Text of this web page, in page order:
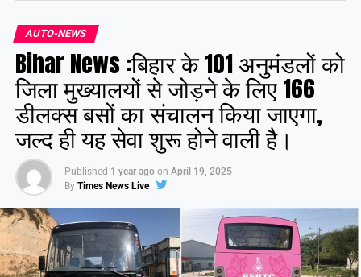
AUTO-NEWS
Bihar News :बिहार के 101 अनुमंडलों को
जिला मुख्यालयों से जोड़ने के लिए 166
डीलक्स बसों का संचालन किया जाएगा,
जल्द ही यह सेवा शुरू होने वाली है।
Published 1 year ago on April 19, 2025
By Times News Live